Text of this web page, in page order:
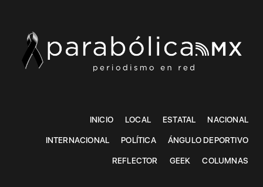
INICIO LOCAL ESTATAL NACIONAL
INTERNACIONAL POLÍTICA ÁNGULO DEPORTIVO
REFLECTOR GEEK COLUMNAS